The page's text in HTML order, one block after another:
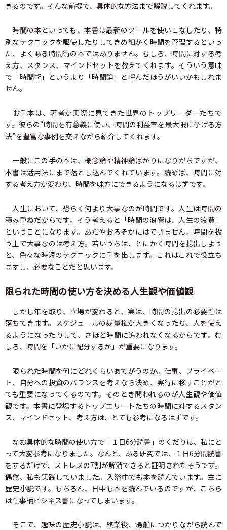
きるのです。そんな前提で、具体的な方法まで解説してくれます。
時間の本といっても、本書は最新のツールを使いこなしたり、特
別なテクニックを駆使したりしてきめ細かく時間を管理するといっ
た、よくある時間術の本ではありません。むしろ、時間に対する考
え方、スタンス、マインドセットを教えてくれます。そういう意味
で「時間術」というより「時間論」と呼んだほうがいいかもしれま
せん。
お手本は、著者が実際に見てきた世界のトップリーダーたちで
す。彼らの“時間を有意義に使い、時間の利益率を最大限に挙げる方
法”を豊富な事例を交えながら紹介してくれます。
一般にこの手の本は、概念論や精神論ばかりになりがちですが、
本書は活用法にまで落とし込んでくれています。読めば、時間に対
する考え方が変わり、時間を味方にできるようになるはずです。
人生において、恐らく何より大事なのが時間です。人生は時間の
積み重ねだからです。そう考えると「時間の浪費は、人生の浪費」
ということになります。あだやおろそかにはできません。時間を扱
う上で大事なのは考え方。若いうちは、とにかく時間を捻出しよう
と、色々な時短のテクニックに手を出します。これはこれで役立ち
ますし、必要なことだと思います。
限られた時間の使い方を決める人生観や価値観
しかし年を取り、立場が変わると、実は、時間の捻出の必要性は
落ちてきます。スケジュールの裁量権が大きくなったり、人を使え
るようになったりして、さほど時間に追われなくなるからです。む
しろ、時間を「いかに配分するか」が重要になります。
限られた時間を何にどれくらいあてがうのか。仕事、プライベー
ト、自分への投資のバランスを考えなら決め、実行に移すことがと
ても重要になってくるのです。そのとき問われるのが人生観や価値
観です。本書に登場するトップエリートたちの時間に対するスタン
ス、マインドセット、考え方は、とても参考になるはずです。
なお具体的な時間の使い方で「１日6分読書」のくだりは、私にと
って大変参考になりました。なんと、ある研究では、１日6分間読書
をするだけで、ストレスの7割が解消できると証明されたそうです。
偶然、私も実践していました。入浴中でも本を読んでいます。主に
歴史小説です。もちろん、日中も本を読んでいるのですが、こちら
は仕事柄ビジネス書になってしまいます。
そこで、趣味の歴史小説は、終業後、湯船につかりながら読んで